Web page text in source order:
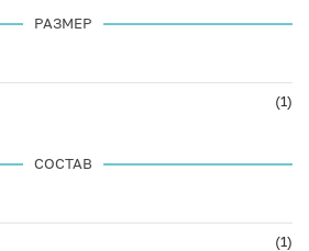
РАЗМЕР
(1)
СОСТАВ
(1)